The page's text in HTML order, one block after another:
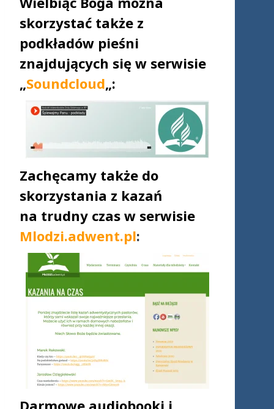
skorzystać także z
podkładów pieśni
znajdujących się w serwisie
„Soundcloud„:
Zachęcamy także do
skorzystania z kazań
na trudny czas w serwisie
Mlodzi.adwent.pl:
Darmowe audiobooki i